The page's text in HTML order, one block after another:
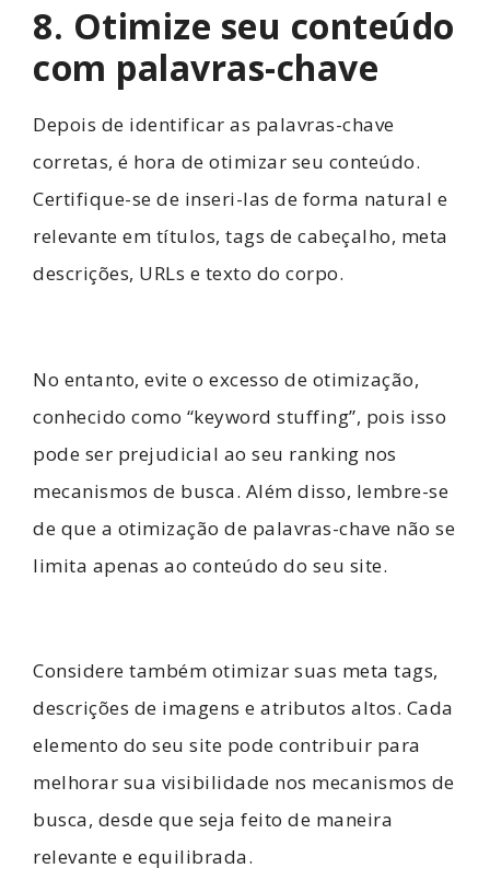
8. Otimize seu conteúdo
com palavras-chave
Depois de identificar as palavras-chave
corretas, é hora de otimizar seu conteúdo.
Certifique-se de inseri-las de forma natural e
relevante em títulos, tags de cabeçalho, meta
descrições, URLs e texto do corpo.
No entanto, evite o excesso de otimização,
conhecido como “keyword stuffing”, pois isso
pode ser prejudicial ao seu ranking nos
mecanismos de busca. Além disso, lembre-se
de que a otimização de palavras-chave não se
limita apenas ao conteúdo do seu site.
Considere também otimizar suas meta tags,
descrições de imagens e atributos altos. Cada
elemento do seu site pode contribuir para
melhorar sua visibilidade nos mecanismos de
busca, desde que seja feito de maneira
relevante e equilibrada.